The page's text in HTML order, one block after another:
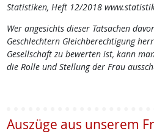
Statistiken, Heft 12/2018
Wer angesichts dieser Tatsachen
Geschlechtern Gleichberechtigung
Gesellschaft zu bewerten ist, kann
die Rolle und Stellung der Frau
Auszüge aus unserem